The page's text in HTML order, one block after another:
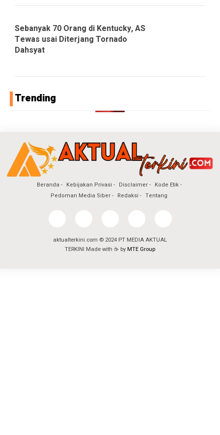
Sebanyak 70 Orang di Kentucky, AS
Tewas usai Diterjang Tornado
Dahsyat
Trending
Beranda Kebijakan Privasi Disclaimer
Kode Etik
Pedoman Media Siber
Redaksi Tentang
aktualterkini.com © 2024 PT MEDIA AKTUAL
TERKINI Made with ☕ by MTE Group